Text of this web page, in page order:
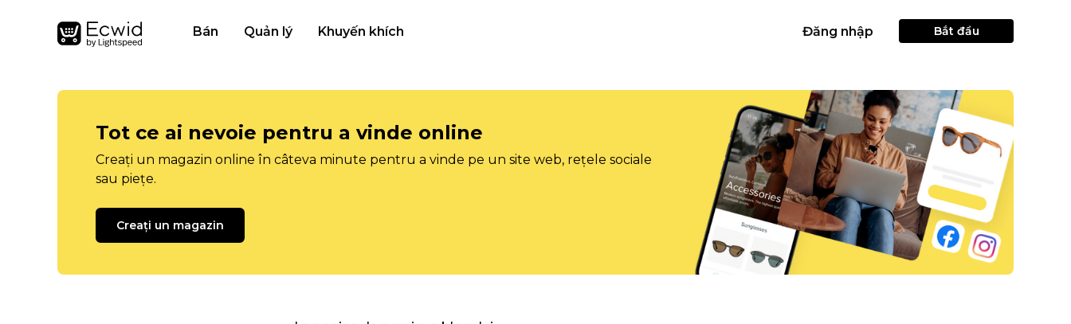
Bán Quản lý Khuyến khích Đăng nhập Bắt đầu
Tot ce ai nevoie pentru a vinde online
Creați un magazin online în câteva minute pentru a vinde pe un site web, rețele sociale
sau piețe.
Creați un magazin